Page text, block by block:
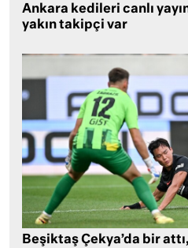
Ankara kedileri canlı
yakın takipçi var
Beşiktaş Çekya’da bir